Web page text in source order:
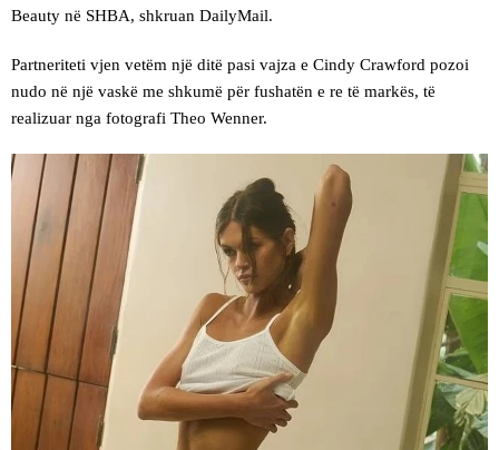
Beauty në SHBA, shkruan DailyMail.
Partneriteti vjen vetëm një ditë pasi vajza e Cindy Crawford pozoi
nudo në një vaskë me shkumë për fushatën e re të markës, të
realizuar nga fotografi Theo Wenner.